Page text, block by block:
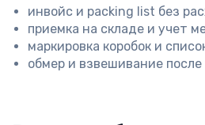
инвойс и packing list без
приемка на складе и учет
маркировка коробок и
обмер и взвешивание после